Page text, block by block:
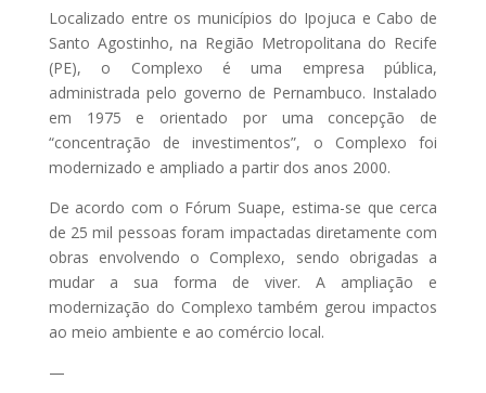
Localizado entre os municípios do Ipojuca e Cabo de
Santo Agostinho, na Região Metropolitana do Recife
(PE), o Complexo é uma empresa pública,
administrada pelo governo de Pernambuco. Instalado
em 1975 e orientado por uma concepção de
“concentração de investimentos”, o Complexo foi
modernizado e ampliado a partir dos anos 2000.
De acordo com o Fórum Suape, estima-se que cerca
de 25 mil pessoas foram impactadas diretamente com
obras envolvendo o Complexo, sendo obrigadas a
mudar a sua forma de viver. A ampliação e
modernização do Complexo também gerou impactos
ao meio ambiente e ao comércio local.
—